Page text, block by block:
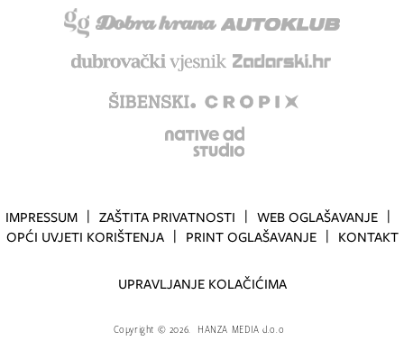
IMPRESSUM ZAŠTITA PRIVATNOSTI
WEB OGLAŠAVANJE
OPĆI UVJETI KORIŠTENJA
PRINT OGLAŠAVANJE KONTAKT
UPRAVLJANJE KOLAČIĆIMA
Copyright © 2026. HANZA MEDIA d.o.o